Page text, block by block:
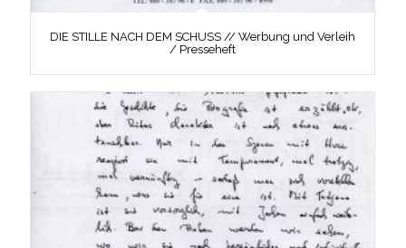
DIE STILLE NACH DEM SCHUSS // Werbung und Verleih
/ Presseheft